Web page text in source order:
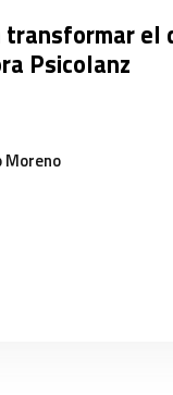
el
Psicolanz
Moreno